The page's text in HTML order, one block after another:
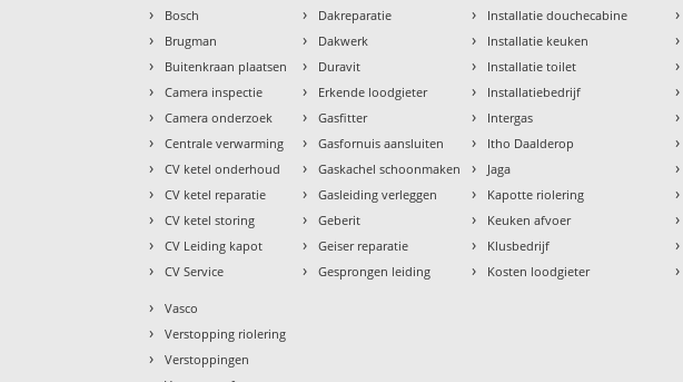
› Bosch
› Brugman
› Buitenkraan plaatsen
› Camera inspectie
› Camera onderzoek
› Centrale verwarming
› CV ketel onderhoud
› CV ketel reparatie
› CV ketel storing
› CV Leiding kapot
› CV Service
› Dakreparatie
› Dakwerk
› Duravit
› Erkende loodgieter
› Gasfitter
› Gasfornuis aansluiten
› Gaskachel schoonmaken
› Gasleiding verleggen
› Geberit
› Geiser reparatie
› Gesprongen leiding
› Installatie douchecabine
› Installatie keuken
› Installatie toilet
› Installatiebedrijf
› Intergas
› Itho Daalderop
› Jaga
› Kapotte riolering
› Keuken afvoer
› Klusbedrijf
› Kosten loodgieter
›
›
›
›
›
›
›
›
›
›
›
› Vasco
› Verstopping riolering
› Verstoppingen